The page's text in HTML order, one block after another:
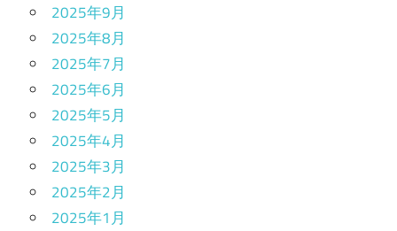
2025年9月
2025年8月
2025年7月
2025年6月
2025年5月
2025年4月
2025年3月
2025年2月
2025年1月